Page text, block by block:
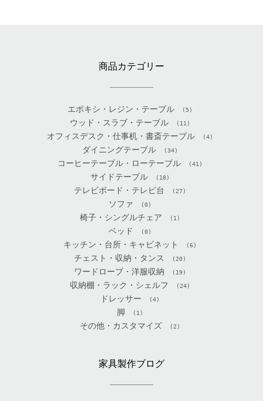
商品カテゴリー
エポキシ・レジン・テーブル (5)
ウッド・スラブ・テーブル (11)
オフィスデスク・仕事机・書斎テーブル (4)
ダイニングテーブル (34)
コーヒーテーブル・ローテーブル (41)
サイドテーブル (18)
テレビボード・テレビ台 (27)
ソファ (0)
椅子・シングルチェア (1)
ベッド (0)
キッチン・台所・キャビネット (6)
チェスト・収納・タンス (20)
ワードローブ・洋服収納 (19)
収納棚・ラック・シェルフ (24)
ドレッサー (4)
脚 (1)
その他・カスタマイズ (2)
家具製作ブログ